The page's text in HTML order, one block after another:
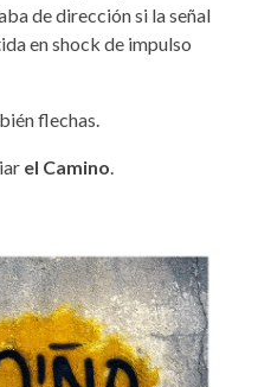
de dirección si la señal
en shock de impulso
flechas.
el Camino.